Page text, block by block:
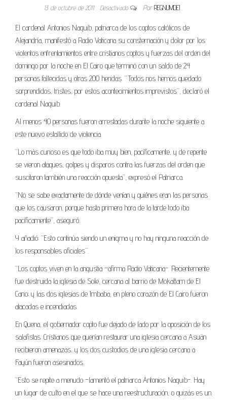
13 de octubre de 2011 Desactivado Por REGNUMDEI
El cardenal Antonios Naguib, patriarca de los coptos católicos de
Alejandría, manifestó a Radio Vaticana su consternación y dolor por los
violentos enfrentamientos entre cristianos coptos y fuerzas del orden del
domingo por la noche en El Cairo que terminó con un saldo de 24
personas fallecidas y otras 200 heridas. “Todos nos hemos quedado
sorprendidos, tristes, por estos acontecimientos imprevistos”, declaró el
cardenal Naguib.
Al menos 40 personas fueron arrestadas durante la noche siguiente a
este nuevo estallido de violencia.
“Lo más curioso es que todo iba muy bien, pacíficamente, y de repente
se vieron ataques, golpes y disparos contra las fuerzas del orden que
suscitaron también una reacción opuesta”, expresó el Patriarca.
“No se sabe exactamente de dónde venían y quiénes eran las personas
que los causaron, porque hasta primera hora de la tarde todo iba
pacíficamente”, aseguró.
Y añadió: “Esto continúa siendo un enigma y no hay ninguna reacción de
los responsables oficiales”.
“Los coptos viven en la angustia –afirma Radio Vaticana-. Recientemente
fue destruida la iglesia de Sole, cercana al barrio de Mokattam de El
Cario; y las dos iglesias de Imbaba, en pleno corazón de El Cairo fueron
atacadas e incendiadas.
En Quena, el gobernador copto fue dejado de lado por la oposición de los
salafistas. Cristianos que querían restaurar una iglesia cercana a Asuán
recibieron amenazas, y los dos custodios de una iglesia cercana a
Fayún fueron asesinados.
“Esto se repite a menudo –lamentó el patriarca Antonios Naguib-. Hay
un lugar de culto en el que se hace una reestructuración, o quizás es un